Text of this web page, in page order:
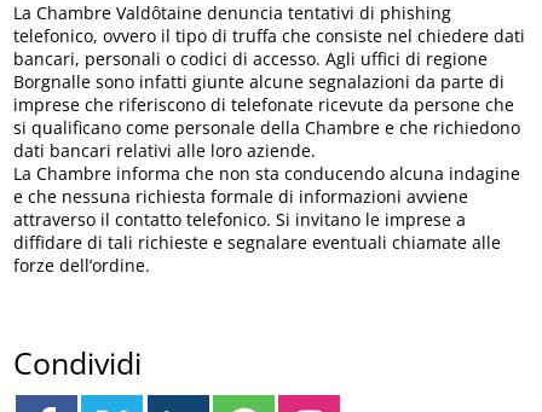
La Chambre Valdôtaine denuncia tentativi di phishing
telefonico, ovvero il tipo di truffa che consiste nel chiedere dati
bancari, personali o codici di accesso. Agli uffici di regione
Borgnalle sono infatti giunte alcune segnalazioni da parte di
imprese che riferiscono di telefonate ricevute da persone che
si qualificano come personale della Chambre e che richiedono
dati bancari relativi alle loro aziende.
La Chambre informa che non sta conducendo alcuna indagine
e che nessuna richiesta formale di informazioni avviene
attraverso il contatto telefonico. Si invitano le imprese a
diffidare di tali richieste e segnalare eventuali chiamate alle
forze dell’ordine.
Condividi